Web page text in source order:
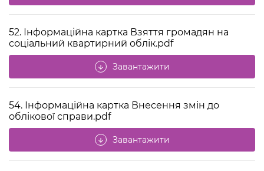
52. Інформаційна картка Взяття громадян на
соціальний квартирний облік.pdf
arrow_downward Завантажити
54. Інформаційна картка Внесення змін до
облікової справи.pdf
arrow_downward Завантажити